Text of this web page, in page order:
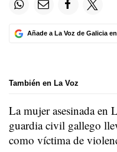
Añade a La Voz de Galicia
También en La Voz
La mujer asesinada en
guardia civil gallego
como víctima de